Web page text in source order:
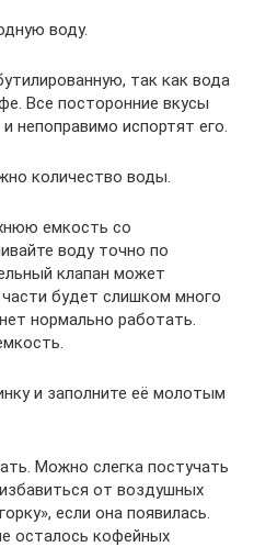
воду.
так как вода
Все посторонние вкусы
непоправимо испортят его.
количество воды.
емкость со
воду точно по
клапан может
будет слишком много
нормально работать.
и заполните её молотым
Можно слегка постучать
от воздушных
если она появилась.
осталось кофейных